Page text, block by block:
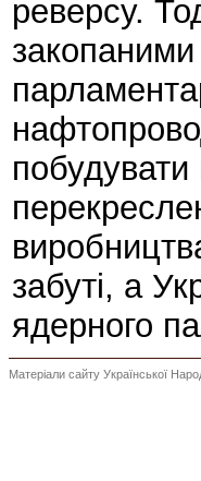
реверсу.
забуті, а
ядерного
Матеріали сайту Української